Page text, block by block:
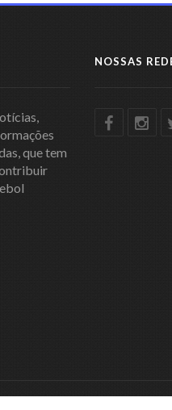
que tem
NOSSAS